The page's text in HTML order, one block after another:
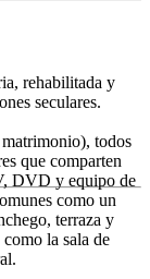
rehabilitada y
seculares.
todos
que comparten
DVD y equipo de
como un
terraza y
la sala de